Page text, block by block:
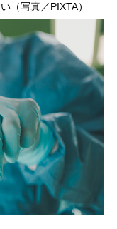
（写真／PIXTA）